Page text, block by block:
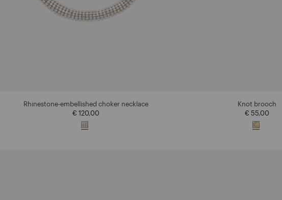
Rhinestone-embellished choker necklace
€ 120,00
Knot brooch
€ 55,00